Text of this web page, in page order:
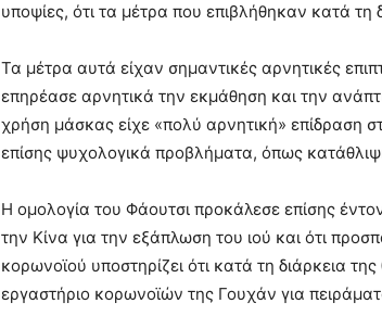
υποψίες, ότι τα μέτρα που επιβλήθηκαν κατά
Τα μέτρα αυτά είχαν σημαντικές αρνητικές
επηρέασε αρνητικά την εκμάθηση και την
χρήση μάσκας είχε «πολύ αρνητική» επίδραση
επίσης ψυχολογικά προβλήματα, όπως
Η ομολογία του Φάουτσι προκάλεσε επίσης
την Κίνα για την εξάπλωση του ιού και ότι
κορωνοϊού υποστηρίζει ότι κατά τη διάρκεια
εργαστήριο κορωνοϊών της Γουχάν για